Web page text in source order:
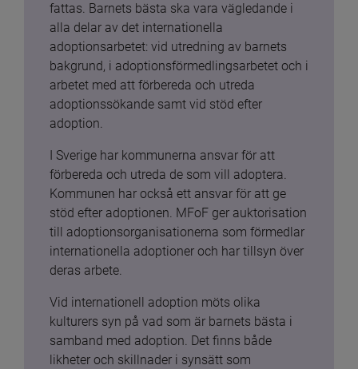
fattas. Barnets bästa ska vara vägledande i
alla delar av det internationella
adoptionsarbetet: vid utredning av barnets
bakgrund, i adoptionsförmedlingsarbetet och i
arbetet med att förbereda och utreda
adoptionssökande samt vid stöd efter
adoption.
I Sverige har kommunerna ansvar för att
förbereda och utreda de som vill adoptera.
Kommunen har också ett ansvar för att ge
stöd efter adoptionen. MFoF ger auktorisation
till adoptionsorganisationerna som förmedlar
internationella adoptioner och har tillsyn över
deras arbete.
Vid internationell adoption möts olika
kulturers syn på vad som är barnets bästa i
samband med adoption. Det finns både
likheter och skillnader i synsätt som